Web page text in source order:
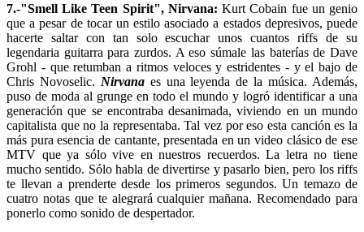
7.-"Smell Like Teen Spirit", Nirvana: Kurt Cobain fue un genio
que a pesar de tocar un estilo asociado a estados depresivos, puede
hacerte saltar con tan solo escuchar unos cuantos riffs de su
legendaria guitarra para zurdos. A eso súmale las baterías de Dave
Grohl - que retumban a ritmos veloces y estridentes - y el bajo de
Chris Novoselic. Nirvanaes una leyenda de la música. Además,
puso de moda al grunge en todo el mundo y logró identificar a una
generación que se encontraba desanimada, viviendo en un mundo
capitalista que no la representaba. Tal vez por eso esta canción es la
más pura esencia de cantante, presentada en un video clásico de ese
MTV que ya sólo vive en nuestros recuerdos. La letra no tiene
mucho sentido. Sólo habla de divertirse y pasarlo bien, pero los riffs
te llevan a prenderte desde los primeros segundos. Un temazo de
cuatro notas que te alegrará cualquier mañana. Recomendado para
ponerlo como sonido de despertador.